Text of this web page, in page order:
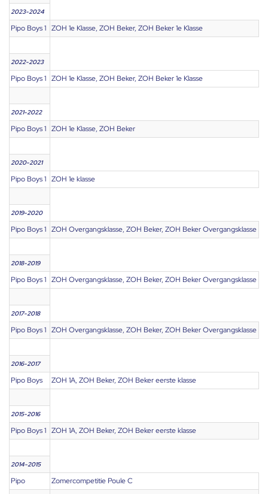
2023-2024
Pipo Boys 1 ZOH 1e Klasse, ZOH Beker, ZOH Beker 1e Klasse
2022-2023
Pipo Boys 1 ZOH 1e Klasse, ZOH Beker, ZOH Beker 1e Klasse
2021-2022
Pipo Boys 1 ZOH 1e Klasse, ZOH Beker
2020-2021
Pipo Boys 1 ZOH 1e klasse
2019-2020
Pipo Boys 1 ZOH Overgangsklasse, ZOH Beker, ZOH Beker Overgangsklasse
2018-2019
Pipo Boys 1 ZOH Overgangsklasse, ZOH Beker, ZOH Beker Overgangsklasse
2017-2018
Pipo Boys 1 ZOH Overgangsklasse, ZOH Beker, ZOH Beker Overgangsklasse
2016-2017
Pipo Boys ZOH 1A, ZOH Beker, ZOH Beker eerste klasse
2015-2016
Pipo Boys 1 ZOH 1A, ZOH Beker, ZOH Beker eerste klasse
2014-2015
Pipo
Zomercompetitie Poule C